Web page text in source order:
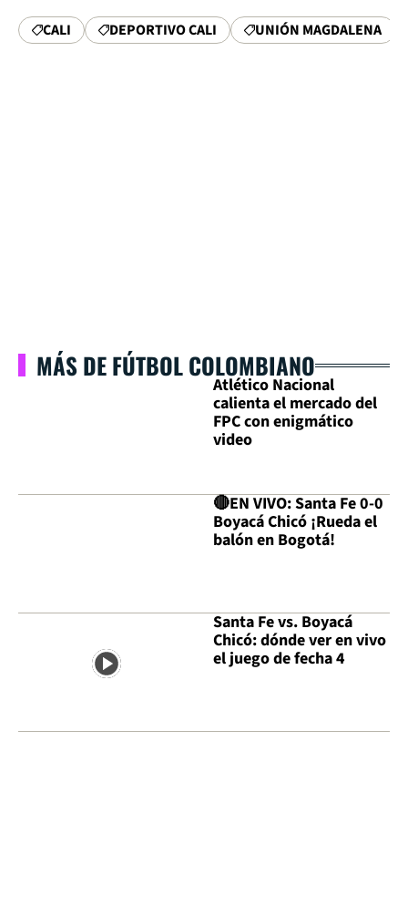
CALI DEPORTIVO CALI UNIÓN MAGDALENA
MÁS DE FÚTBOL COLOMBIANO
Atlético Nacional
calienta el mercado del
FPC con enigmático
video
🔴EN VIVO: Santa Fe 0-0
Boyacá Chicó ¡Rueda el
balón en Bogotá!
Santa Fe vs. Boyacá
Chicó: dónde ver en vivo
el juego de fecha 4